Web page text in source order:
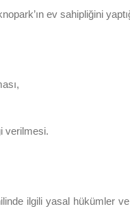
ev sahipliğini
verilmesi.
ilgili yasal hükümler